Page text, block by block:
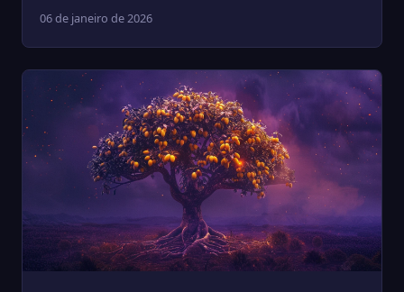
06 de janeiro de 2026